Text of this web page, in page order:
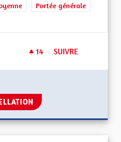
Portée générale
14 14 ABONNÉS
SUIVRE